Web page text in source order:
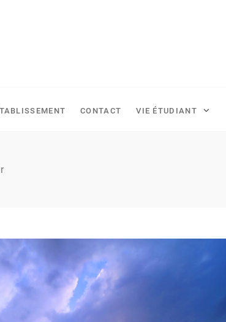
CONTACT VIE ÉTUDIANT